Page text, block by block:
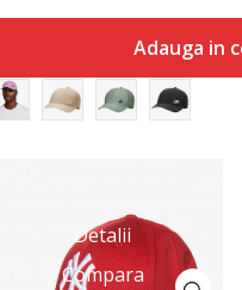
Adauga in
Detalii
Compara